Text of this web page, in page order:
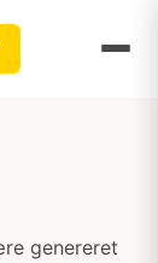
genereret